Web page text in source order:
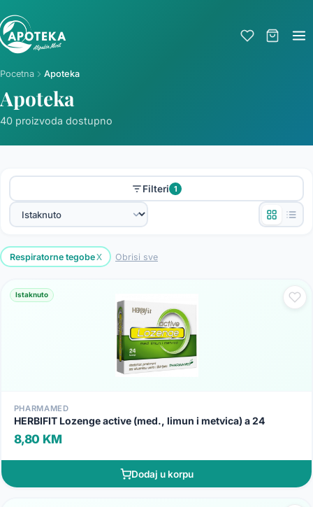
Pocetna Apoteka
Apoteka
40 proizvoda dostupno
Filteri 1
Respiratorne tegobex Obrisi sve
Istaknuto
PHARMAMED
HERBIFIT Lozenge active (med., limun i metvica) a 24
8,80 KM
Dodaj u korpu